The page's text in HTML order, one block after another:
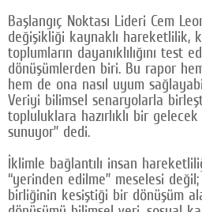
Başlangıç Noktası Lideri Cem
değişikliği kaynaklı hareketlilik,
toplumların dayanıklılığını test
dönüşümlerden biri. Bu rapor
hem de ona nasıl uyum
Veriyi bilimsel senaryolarla
topluluklara hazırlıklı bir
sunuyor” dedi.
İklimle bağlantılı insan
“yerinden edilme” meselesi değil;
birliğinin kesiştiği bir dönüşüm